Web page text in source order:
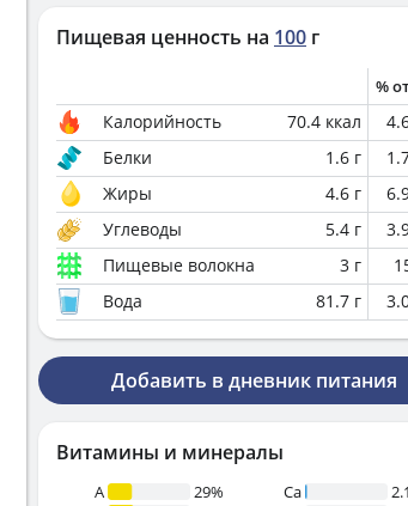
Пищевая ценность на 100 г
%
Калорийность 70.4 ккал
Белки
1.6 г
Жиры
4.6 г
Углеводы
5.4 г
Пищевые волокна
3 г
Вода
81.7 г
Добавить в дневник питания
Витамины и минералы
A
29%
Ca